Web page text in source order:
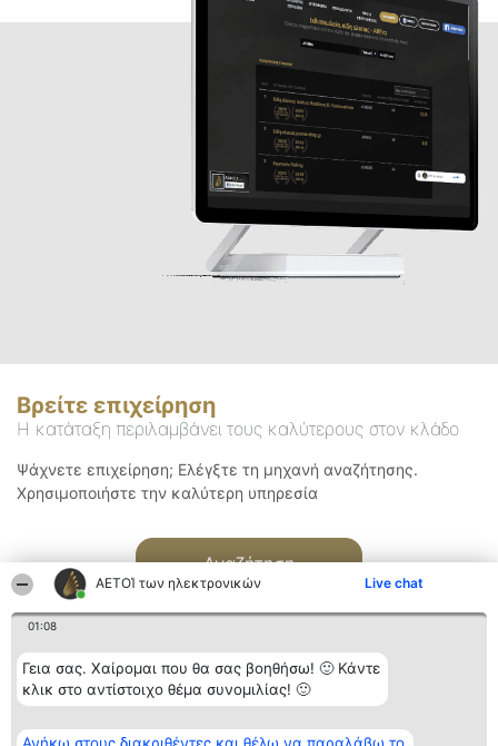
ΑΕΤΟΊ των ηλεκτρονικών Live chat
01:08
Γεια σας. Χαίρομαι που θα σας βοηθήσω! 🙂 Κάντε
κλικ στο αντίστοιχο θέμα συνομιλίας! 🙂
Βρείτε επιχείρηση
Η κατάταξη περιλαμβάνει τους καλύτερους στον κλάδο
Ψάχνετε επιχείρηση; Ελέγξτε τη μηχανή αναζήτησης.
Χρησιμοποιήστε την καλύτερη υπηρεσία
Αναζήτηση
Διοργανωτής της
κατάταξης
Κατάταξη
Διακριθέντες
Επικοινωνία
Επικοινωνία